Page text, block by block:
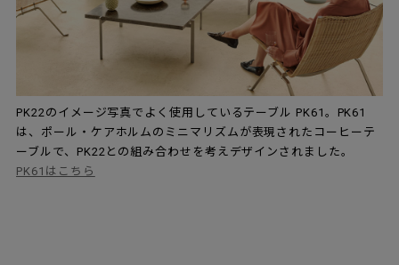
PK22のイメージ写真でよく使用しているテーブル PK61。PK61
は、ポール・ケアホルムのミニマリズムが表現されたコーヒーテ
ーブルで、PK22との組み合わせを考えデザインされました。
PK61はこちら